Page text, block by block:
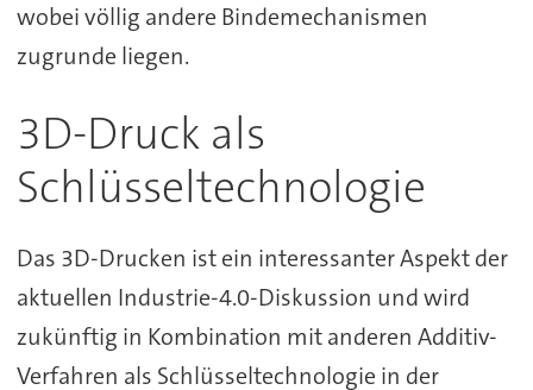
wobei völlig andere Bindemechanismen
zugrunde liegen.
3D-Druck als
Schlüsseltechnologie
Das 3D-Drucken ist ein interessanter Aspekt der
aktuellen Industrie-4.0-Diskussion und wird
zukünftig in Kombination mit anderen Additiv-
Verfahren als Schlüsseltechnologie in der